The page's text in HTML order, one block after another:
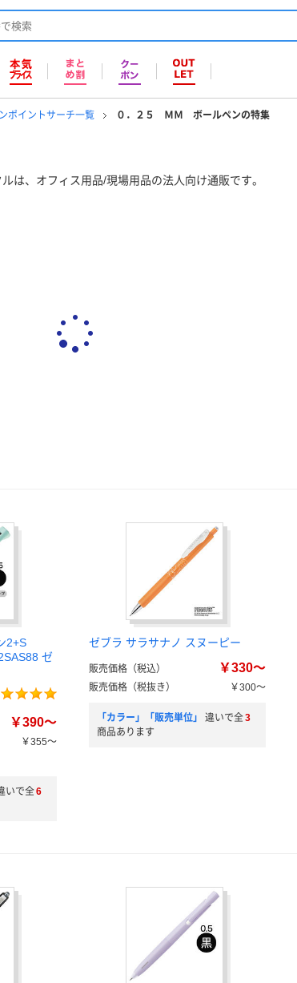
ポイントサーチ一覧 ０．２５ ＭＭ ボールペンの特集
は、オフィス用品/現場用品の法人向け通販です。
2+S
ゼ
￥390～
￥355～
いで全6
ゼブラ サラサナノ スヌーピー
販売価格（税込） ￥330～
販売価格（税抜き） ￥300～
「カラー」「販売単位」 違いで全3
商品あります